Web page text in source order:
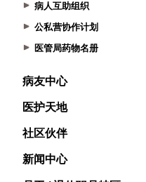
病人互助组织
公私营协作计划
医管局药物名册
病友中心
医护天地
社区伙伴
新闻中心